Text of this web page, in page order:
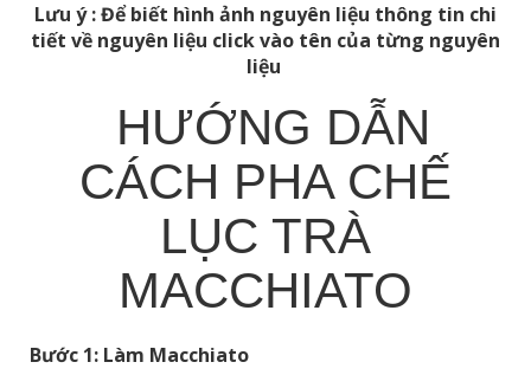
Lưu ý : Để biết hình ảnh nguyên liệu thông tin chi
tiết về nguyên liệu click vào tên của từng nguyên
liệu
HƯỚNG DẪN
CÁCH PHA CHẾ
LỤC TRÀ
MACCHIATO
Bước 1: Làm Macchiato